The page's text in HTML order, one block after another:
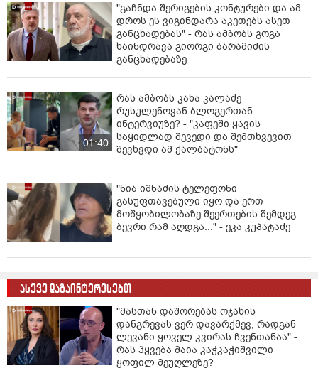
"გაჩნდა შერიგების კონტურები და ამ
დროს ეს ვიგინდარა აკეთებს ასეთ
განცხადებას" - რას ამბობს გოგა
ხაინდრავა გიორგი ბარამიძის
განცხადებაზე
01:40
რას ამბობს კახა კალაძე
რუსულენოვან ბლოგერთან
ინტერვიუზე? - "კაფეში ყავის
საყიდლად შევედი და შემთხვევით
შევხვდი ამ ქალბატონს"
"ნია იმნაძის ტელეფონი
გასუფთავებული იყო და ერთ
მოწყობილობაზე შეერთების შემდეგ
ბევრი რამ აღდგა..." - ეკა კუპატაძე
ასევე დაგაინტერესებთ
"მასთან დაშორებას ოჯახის
დანგრევას ვერ დავარქმევ, რადგან
ლევანი ყოველ კვირას ჩვენთანაა" -
რას ჰყვება მაია კაჭკაჭიშვილი
ყოფილ მეუღლეზე?